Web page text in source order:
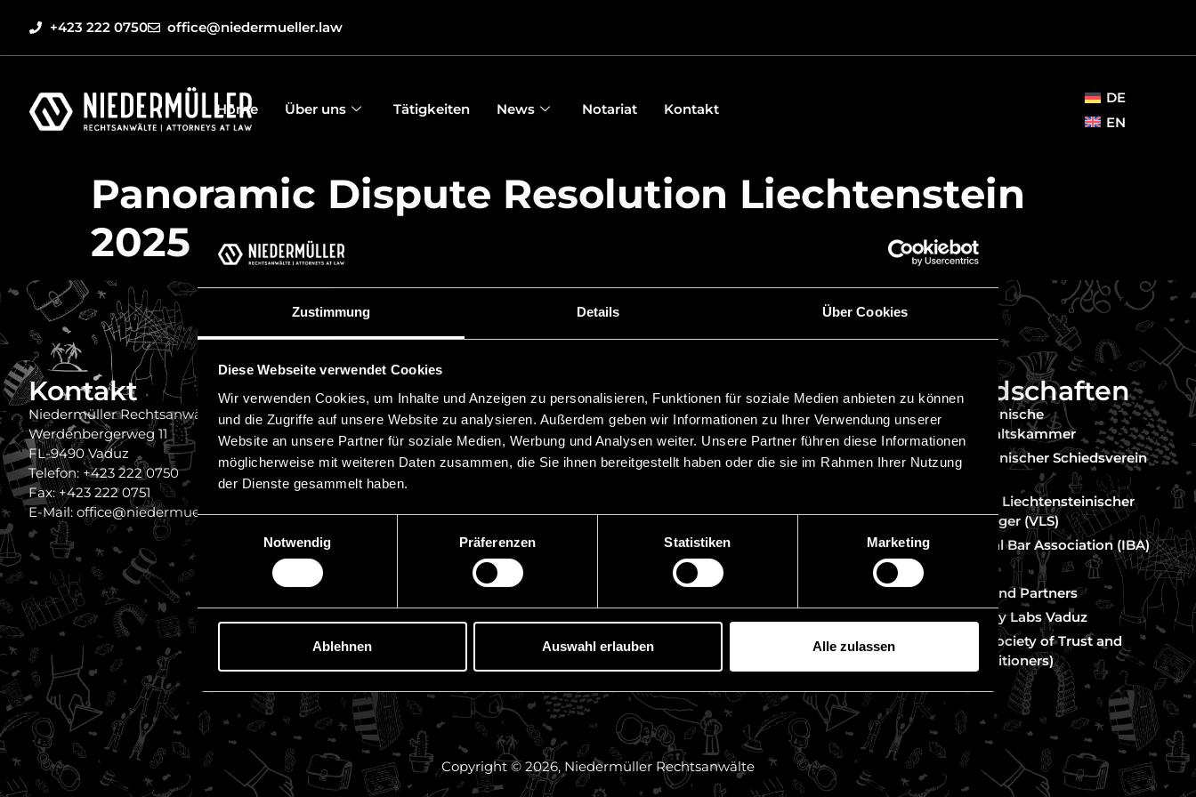
Zustimmung Details Über Cookies
Diese Webseite verwendet Cookies
Wir verwenden Cookies, um Inhalte und Anzeigen zu personalisieren, Funktionen für soziale Medien anbieten zu können
und die Zugriffe auf unsere Website zu analysieren. Außerdem geben wir Informationen zu Ihrer Verwendung unserer
Website an unsere Partner für soziale Medien, Werbung und Analysen weiter. Unsere Partner führen diese Informationen
möglicherweise mit weiteren Daten zusammen, die Sie ihnen bereitgestellt haben oder die sie im Rahmen Ihrer Nutzung
der Dienste gesammelt haben.
Notwendig
Präferenzen Statistiken Marketing
Ablehnen Auswahl erlauben Alle zulassen
+423 222 0750 office@niedermueller.law
Home Über uns Tätigkeiten News Notariat Kontakt
DE
EN
Panoramic Dispute Resolution Liechtenstein
2025
Kontakt
Niedermüller Rechtsanwälte
Werdenbergerweg 11
FL-9490 Vaduz
Telefon: +423 222 0750
Fax: +423 222 0751
E-Mail: office@niedermueller.law
Quick Links
Impressum
Haftungsausschluss
Datenschutz
Stellenangebote
Referenzen
News
Reverse Solicitation unter MiCAR
– Was Drittstaatenanbieter
beachten müssen
TGI AG | Update Strafverfahren
und Ansprüche in Liechtenstein
Rankings 2026
23 Juli, 2026
Mitgliedschaften
Liechtensteinische
Rechtsanwaltskammer
Liechtensteinischer Schiedsverein
Vereinigung Liechtensteinischer
Strafverteidiger (VLS)
International Bar Association (IBA)
Legal500
Chambers and Partners
Crypto Valley Labs Vaduz
STEP (The Society of Trust and
Estate Practitioners)
Copyright © 2026, Niedermüller Rechtsanwälte